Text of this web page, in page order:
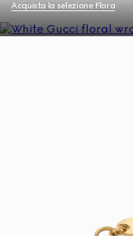
Acquista la selezione Flora